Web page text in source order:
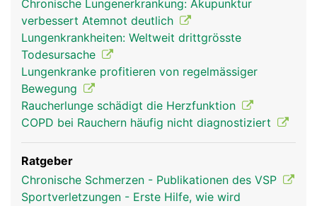
Chronische Lungenerkrankung: Akupunktur
verbessert Atemnot deutlich
Lungenkrankheiten: Weltweit drittgrösste
Todesursache
Lungenkranke profitieren von regelmässiger
Bewegung
Raucherlunge schädigt die Herzfunktion
COPD bei Rauchern häufig nicht diagnostiziert
Ratgeber
Chronische Schmerzen - Publikationen des VSP
Sportverletzungen - Erste Hilfe, wie wird